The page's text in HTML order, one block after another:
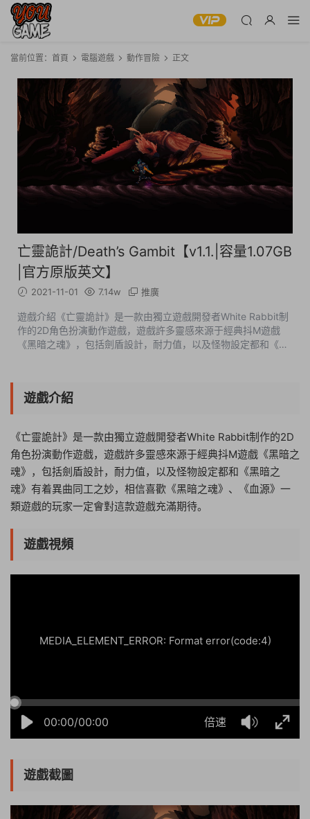
當前位置： 首頁 電腦遊戲 動作冒險 正文
亡靈詭計/Death’s Gambit【v1.1.|容量1.07GB
|官方原版英文】
2021-11-01 7.14w 推廣
遊戲介紹《亡靈詭計》是一款由獨立遊戲開發者White Rabbit制
作的2D角色扮演動作遊戲，遊戲許多靈感來源于經典抖M遊戲
《黑暗之魂》，包括劍盾設計，耐力值，以及怪物設定都和《黑
遊戲介紹
《亡靈詭計》是一款由獨立遊戲開發者White Rabbit制作的2D
角色扮演動作遊戲，遊戲許多靈感來源于經典抖M遊戲《黑暗之
魂》，包括劍盾設計，耐力值，以及怪物設定都和《黑暗之
魂》有着異曲同工之妙，相信喜歡《黑暗之魂》、《血源》一
類遊戲的玩家一定會對這款遊戲充滿期待。
遊戲視頻
00:00/00:00 倍速
MEDIA_ELEMENT_ERROR: Format error(code:4)
遊戲截圖